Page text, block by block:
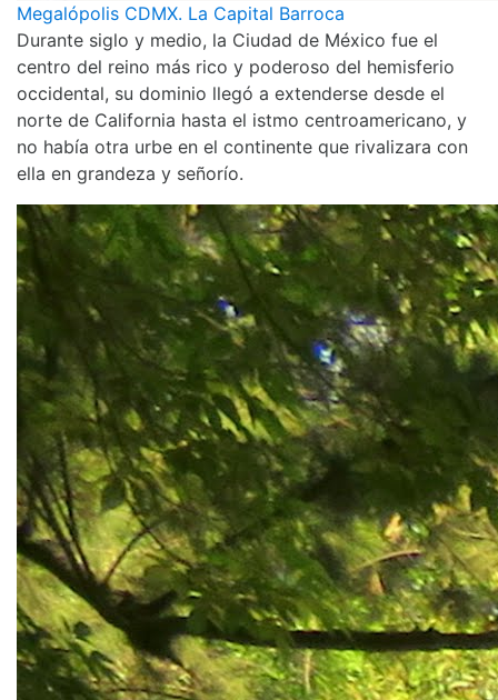
Megalópolis CDMX. La Capital Barroca
Durante siglo y medio, la Ciudad de México fue el
centro del reino más rico y poderoso del hemisferio
occidental, su dominio llegó a extenderse desde el
norte de California hasta el istmo centroamericano, y
no había otra urbe en el continente que rivalizara con
ella en grandeza y señorío.